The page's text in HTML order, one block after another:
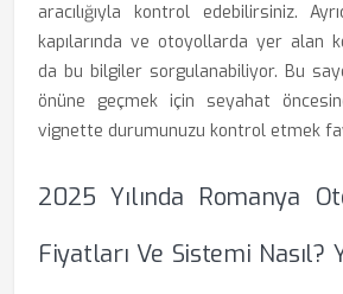
aracılığıyla kontrol edebilirsiniz.
kapılarında ve otoyollarda yer alan
da bu bilgiler sorgulanabiliyor. Bu
önüne geçmek için seyahat
vignette durumunuzu kontrol etmek
2025 Yılında Romanya
Fiyatları Ve Sistemi Nasıl?